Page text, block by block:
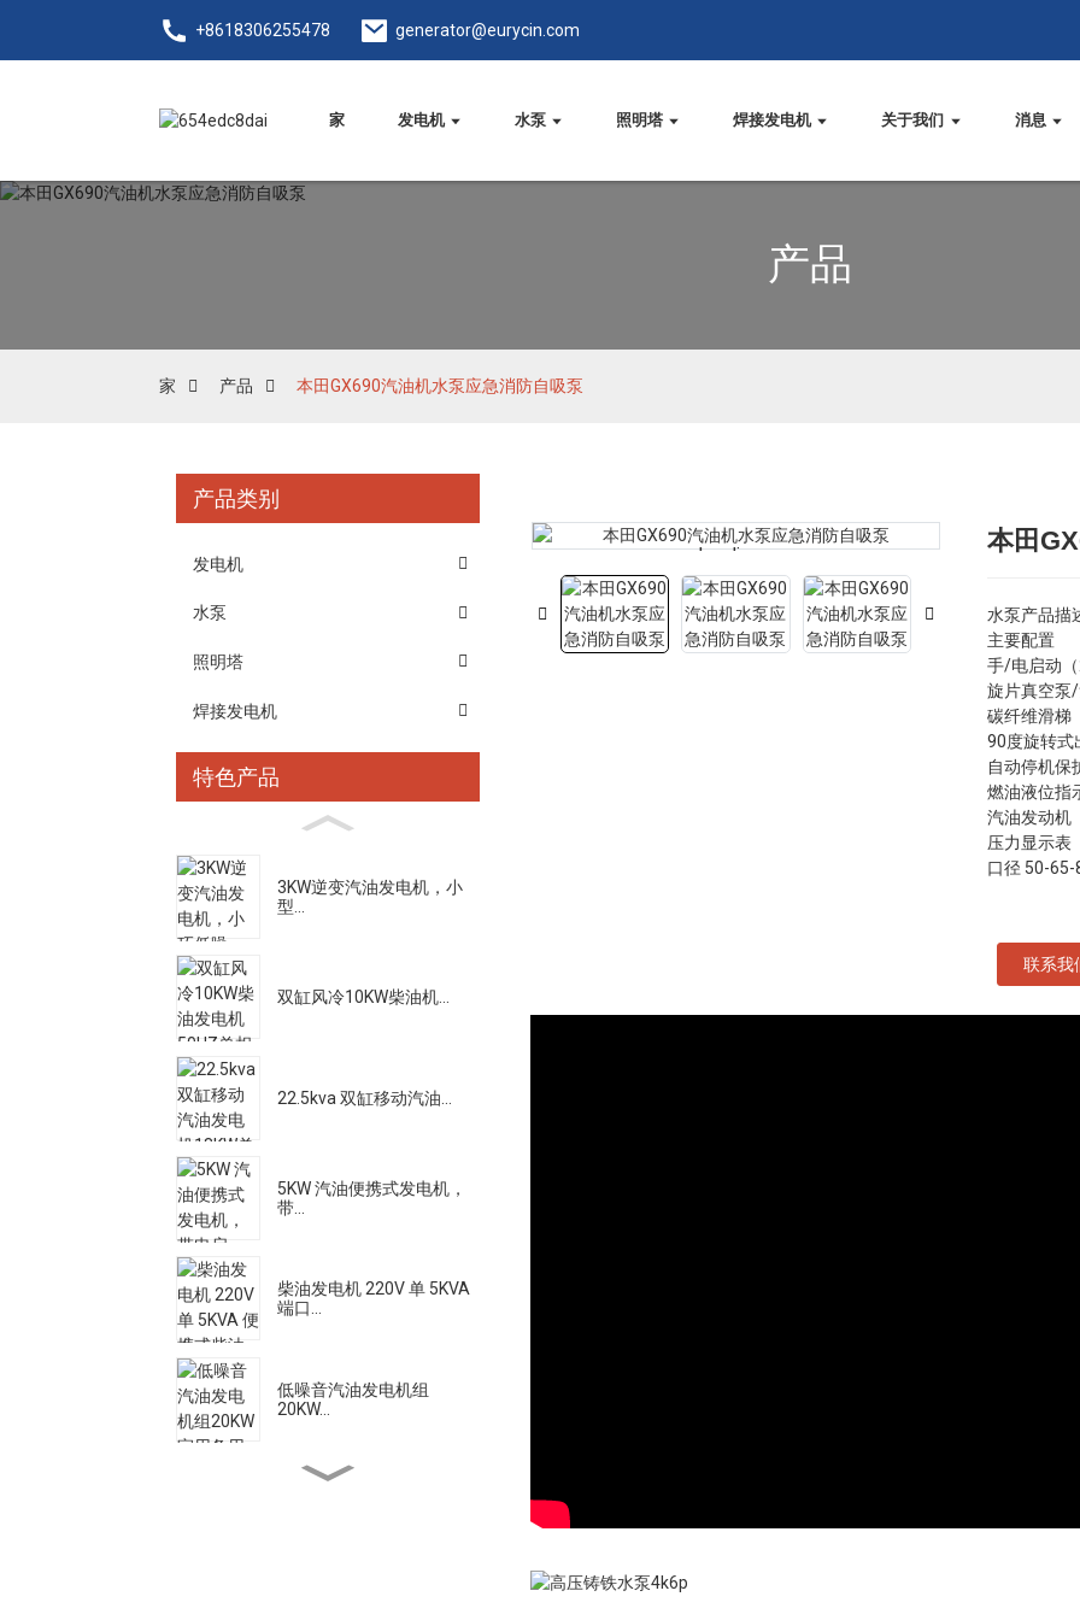
+8618306255478 generator@eurycin.com
家 发电机 水泵 照明塔 焊接发电机 关于我们 消息
产品
家 产品 本田GX690汽油机水泵应急消防自吸泵
产品类别
发电机
水泵
照明塔
焊接发电机
特色产品
3KW逆变汽油发电机，小
型...
双缸风冷10KW柴油机...
22.5kva 双缸移动汽油...
5KW 汽油便携式发电机，
带...
柴油发电机 220V 单 5KVA
端口...
低噪音汽油发电机组
20KW...
Loading...
Loading... 本田
水泵产品描
主要配置
手/电启动
旋片真空泵
碳纤维滑梯
90度旋转式
自动停机保
燃油液位指
汽油发动机
压力显示表
口径 50-
联系我